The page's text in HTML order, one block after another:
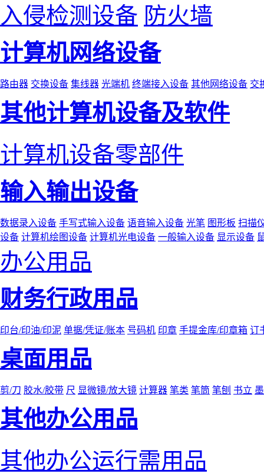
入侵检测设备 防火墙
计算机网络设备
路由器 交换设备 集线器 光端机 终端接入设备 其他网络设备 交
其他计算机设备及软件
计算机设备零部件
输入输出设备
数据录入设备 手写式输入设备 语音输入设备 光笔 图形板 扫描
设备 计算机绘图设备 计算机光电设备 一般输入设备 显示设备
办公用品
财务行政用品
印台/印油/印泥 单据/凭证/账本 号码机 印章 手提金库/印章箱 订
桌面用品
剪/刀 胶水/胶带 尺 显微镜/放大镜 计算器 笔类 笔筒 笔刨 书立
其他办公用品
其他办公运行需用品